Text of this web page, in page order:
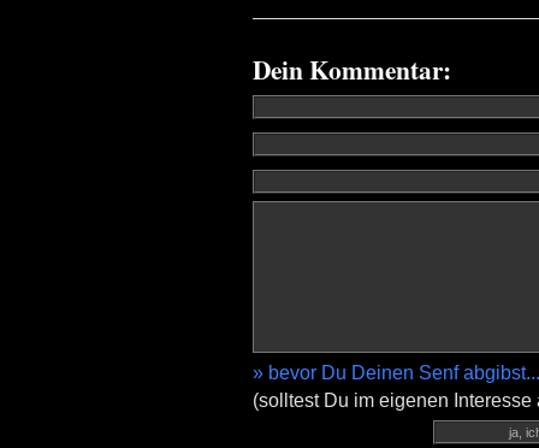
Dein Kommentar:
» bevor Du Deinen Senf abgibst...
(solltest Du im eigenen